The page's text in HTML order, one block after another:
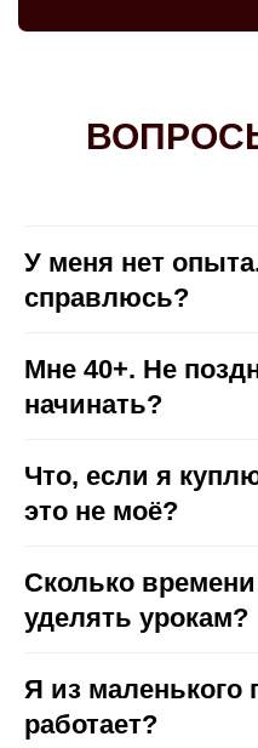
У меня нет
справлюсь?
Мне 40+. Не
начинать?
Что, если я
это не моё?
Сколько
уделять урокам?
Я из маленького
работает?